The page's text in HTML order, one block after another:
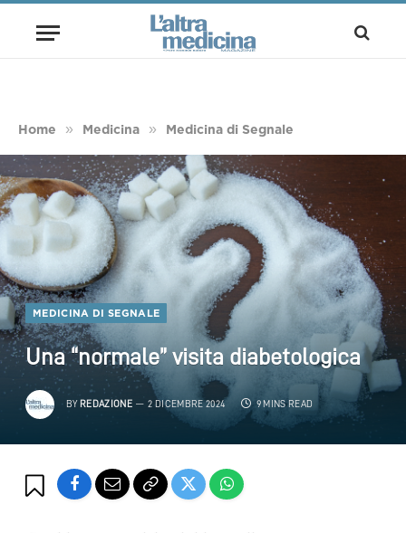
Home » Medicina » Medicina di Segnale
MEDICINA DI SEGNALE
Una “normale” visita diabetologica
BY REDAZIONE 2 DICEMBRE 2024 9 MINS READ